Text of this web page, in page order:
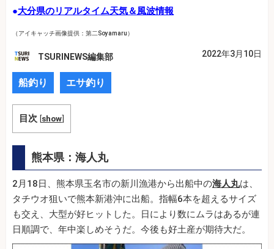
●大分県のリアルタイム天気＆風波情報
（アイキャッチ画像提供：第二Soyamaru）
TSURINEWS編集部 2022年3月10日
船釣り エサ釣り
目次 [show]
熊本県：海人丸
2月18日、熊本県玉名市の新川漁港から出船中の海人丸は、
タチウオ狙いで熊本新港沖に出船。指幅6本を超えるサイズ
も交え、大型が好ヒットした。日により数にムラはあるが連
日順調で、年中楽しめそうだ。今後も好土産が期待大だ。